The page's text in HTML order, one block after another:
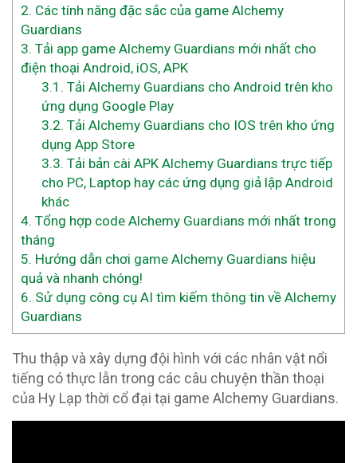
2. Các tính năng đặc sắc của game Alchemy
Guardians
3. Tải app game Alchemy Guardians mới nhất cho
điện thoại Android, iOS, APK
3.1. Tải Alchemy Guardians cho Android trên kho
ứng dụng Google Play
3.2. Tải Alchemy Guardians cho IOS trên kho ứng
dụng App Store
3.3. Tải bản cài APK Alchemy Guardians trực tiếp
cho PC, Laptop hay các ứng dụng giả lập Android
khác
4. Tổng hợp code Alchemy Guardians mới nhất trong
tháng
5. Hướng dẫn chơi game Alchemy Guardians hiệu
quả và nhanh chóng!
6. Sử dụng công cụ AI tìm kiếm thông tin về Alchemy
Guardians
Thu thập và xây dựng đội hình với các nhân vật nổi
tiếng có thực lẫn trong các câu chuyện thần thoại
của Hy Lạp thời cổ đại tại game Alchemy Guardians.